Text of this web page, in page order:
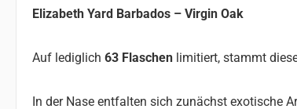
Elizabeth Yard Barbados – Virgin Oak
Auf lediglich 63 Flaschen limitiert, stammt
In der Nase entfalten sich zunächst exotische